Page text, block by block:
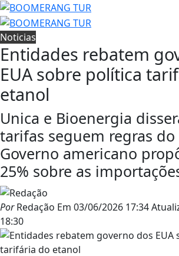
Noticias
Entidades rebatem
EUA sobre política
etanol
Unica e Bioenergia
tarifas seguem regras do
Governo americano
25% sobre as
PorRedação Em 03/06/2026 17:34
18:30